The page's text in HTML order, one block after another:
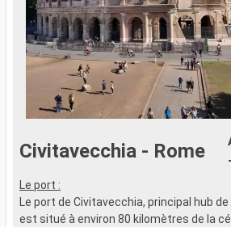
Civitavecchia - Rome
Le port :
Le port de Civitavecchia, principal hub
est situé à environ 80 kilomètres de la